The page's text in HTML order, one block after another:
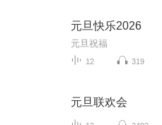
元旦快乐2026
元旦祝福
12 319
元旦联欢会